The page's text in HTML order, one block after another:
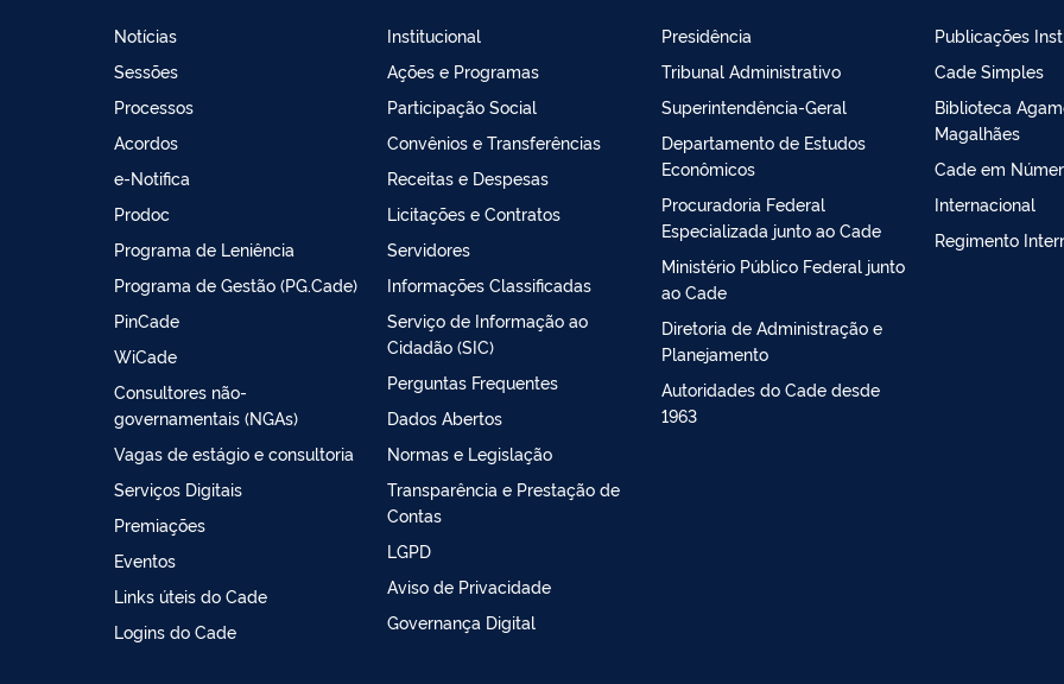
Notícias
Sessões
Processos
Acordos
e-Notifica
Prodoc
Programa de Leniência
Programa de Gestão (PG.Cade)
PinCade
WiCade
Consultores não-
governamentais (NGAs)
Vagas de estágio e consultoria
Serviços Digitais
Premiações
Eventos
Links úteis do Cade
Logins do Cade
Institucional
Ações e Programas
Participação Social
Convênios e Transferências
Receitas e Despesas
Licitações e Contratos
Servidores
Informações Classificadas
Serviço de Informação ao
Cidadão (SIC)
Perguntas Frequentes
Dados Abertos
Normas e Legislação
Transparência e Prestação de
Contas
LGPD
Aviso de Privacidade
Governança Digital
Presidência
Tribunal Administrativo
Superintendência-Geral
Departamento de Estudos
Econômicos
Procuradoria Federal
Especializada junto ao Cade
Ministério Público Federal junto
ao Cade
Diretoria de Administração e
Planejamento
Autoridades do Cade desde
1963
Publicações
Cade Simples
Biblioteca
Magalhães
Cade em
Internacional
Regimento